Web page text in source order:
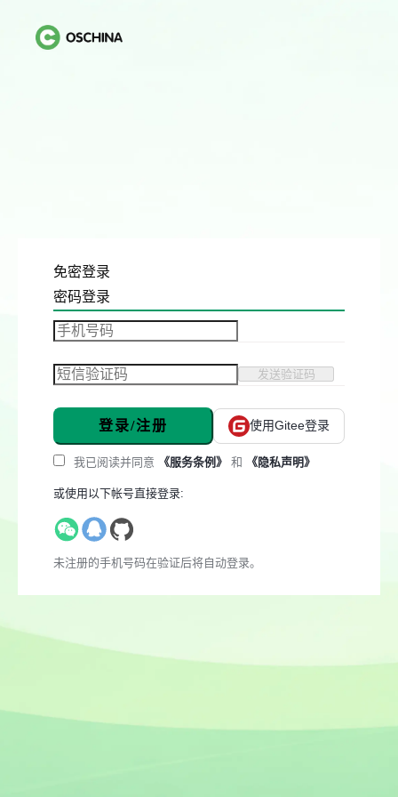
免密登录
密码登录
发送验证码
登录/注册 使用Gitee登录
我已阅读并同意 《服务条例》 和 《隐私声明》
或使用以下帐号直接登录:
未注册的手机号码在验证后将自动登录。